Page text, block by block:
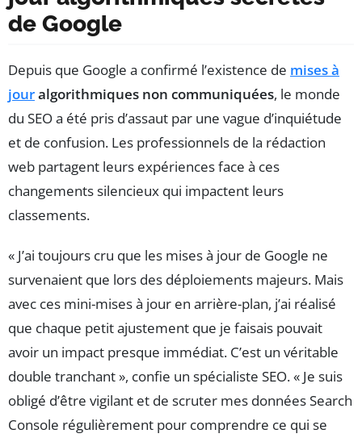
de Google
Depuis que Google a confirmé l’existence de mises à
jouralgorithmiques non communiquées, le monde
du SEO a été pris d’assaut par une vague d’inquiétude
et de confusion. Les professionnels de la rédaction
web partagent leurs expériences face à ces
changements silencieux qui impactent leurs
classements.
« J’ai toujours cru que les mises à jour de Google ne
survenaient que lors des déploiements majeurs. Mais
avec ces mini-mises à jour en arrière-plan, j’ai réalisé
que chaque petit ajustement que je faisais pouvait
avoir un impact presque immédiat. C’est un véritable
double tranchant », confie un spécialiste SEO. « Je suis
obligé d’être vigilant et de scruter mes données Search
Console régulièrement pour comprendre ce qui se